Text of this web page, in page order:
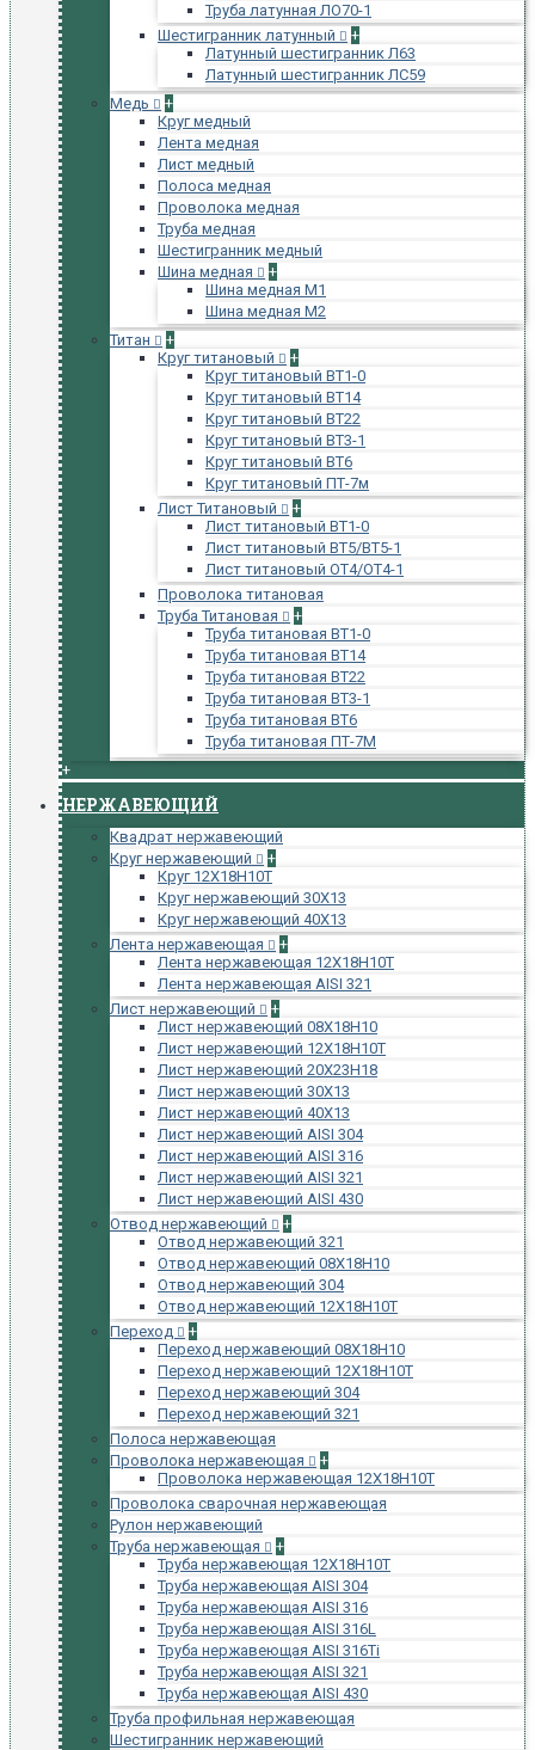
Труба латунная ЛО70-1
Шестигранник латунный
+
Латунный шестигранник Л63
Латунный шестигранник ЛС59
Медь
+
Круг медный
Лента медная
Лист медный
Полоса медная
Проволока медная
Труба медная
Шестигранник медный
Шина медная
+
Шина медная М1
Шина медная М2
Титан
+
Круг титановый
+
Круг титановый ВТ1-0
Круг титановый ВТ14
Круг титановый ВТ22
Круг титановый ВТ3-1
Круг титановый ВТ6
Круг титановый ПТ-7м
Лист Титановый
+
Лист титановый ВТ1-0
Лист титановый ВТ5/ВТ5-1
Лист титановый ОТ4/ОТ4-1
Проволока титановая
Труба Титановая
+
Труба титановая ВТ1-0
Труба титановая ВТ14
Труба титановая ВТ22
Труба титановая ВТ3-1
Труба титановая ВТ6
Труба титановая ПТ-7М
+
НЕРЖАВЕЮЩИЙ
Квадрат нержавеющий
Круг нержавеющий
+
Круг 12Х18Н10Т
Круг нержавеющий 30Х13
Круг нержавеющий 40Х13
Лента нержавеющая
+
Лента нержавеющая 12Х18Н10Т
Лента нержавеющая AISI 321
Лист нержавеющий
+
Лист нержавеющий 08Х18Н10
Лист нержавеющий 12Х18Н10Т
Лист нержавеющий 20Х23Н18
Лист нержавеющий 30Х13
Лист нержавеющий 40Х13
Лист нержавеющий AISI 304
Лист нержавеющий AISI 316
Лист нержавеющий AISI 321
Лист нержавеющий AISI 430
Отвод нержавеющий
+
Отвод нержавеющий 321
Отвод нержавеющий 08Х18Н10
Отвод нержавеющий 304
Отвод нержавеющий 12Х18Н10Т
Переход
+
Переход нержавеющий 08Х18Н10
Переход нержавеющий 12Х18Н10Т
Переход нержавеющий 304
Переход нержавеющий 321
Полоса нержавеющая
Проволока нержавеющая
+
Проволока нержавеющая 12Х18Н10Т
Проволока сварочная нержавеющая
Рулон нержавеющий
Труба нержавеющая
+
Труба нержавеющая 12Х18Н10Т
Труба нержавеющая AISI 304
Труба нержавеющая AISI 316
Труба нержавеющая AISI 316L
Труба нержавеющая AISI 316Ti
Труба нержавеющая AISI 321
Труба нержавеющая AISI 430
Труба профильная нержавеющая
Шестигранник нержавеющий